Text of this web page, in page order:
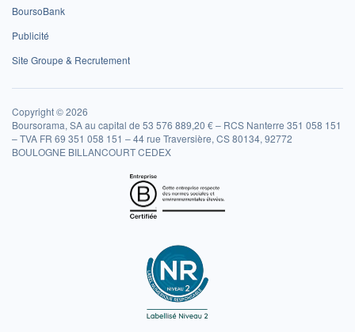
BoursoBank
Publicité
Site Groupe & Recrutement
Copyright © 2026
Boursorama, SA au capital de 53 576 889,20 € – RCS Nanterre 351 058 151
– TVA FR 69 351 058 151 – 44 rue Traversière, CS 80134, 92772
BOULOGNE BILLANCOURT CEDEX